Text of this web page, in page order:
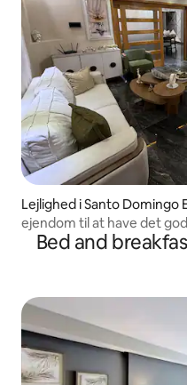
Lejlighed i Santo Domingo
ejendom til at have det
Bed and